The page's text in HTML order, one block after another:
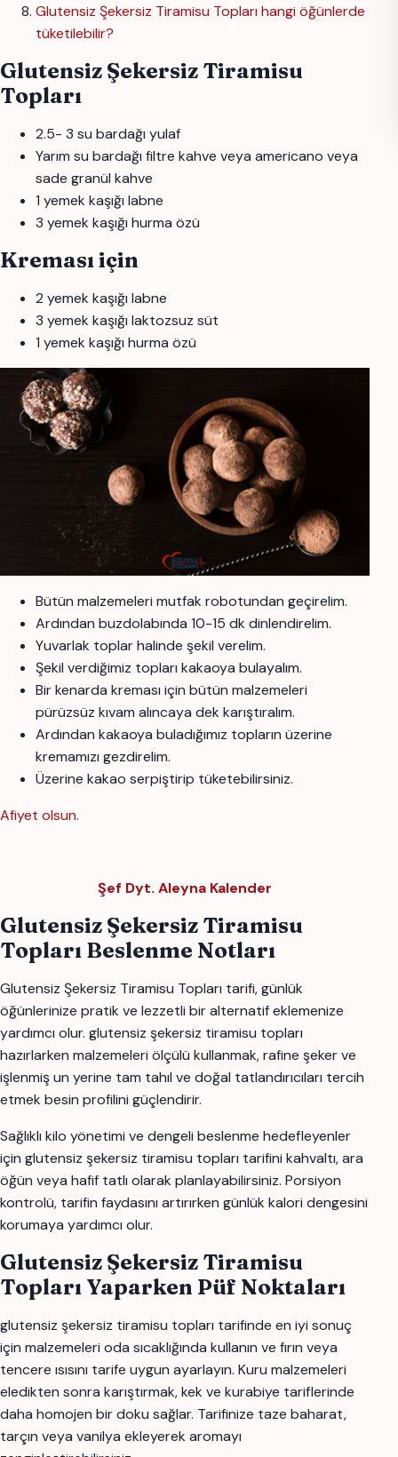
Glutensiz Şekersiz Tiramisu Topları hangi öğünlerde
tüketilebilir?
Glutensiz Şekersiz Tiramisu
Topları
2.5- 3 su bardağı yulaf
Yarım su bardağı filtre kahve veya americano veya
sade granül kahve
1 yemek kaşığı labne
3 yemek kaşığı hurma özü
Kreması için
2 yemek kaşığı labne
3 yemek kaşığı laktozsuz süt
1 yemek kaşığı hurma özü
Bütün malzemeleri mutfak robotundan geçirelim.
Ardından buzdolabında 10-15 dk dinlendirelim.
Yuvarlak toplar halinde şekil verelim.
Şekil verdiğimiz topları kakaoya bulayalım.
Bir kenarda kreması için bütün malzemeleri
pürüzsüz kıvam alıncaya dek karıştıralım.
Ardından kakaoya buladığımız topların üzerine
kremamızı gezdirelim.
Üzerine kakao serpiştirip tüketebilirsiniz.
Afiyet olsun.
Şef Dyt. Aleyna Kalender
Glutensiz Şekersiz Tiramisu
Topları Beslenme Notları
Glutensiz Şekersiz Tiramisu Topları tarifi, günlük
öğünlerinize pratik ve lezzetli bir alternatif eklemenize
yardımcı olur. glutensiz şekersiz tiramisu topları
hazırlarken malzemeleri ölçülü kullanmak, rafine şeker ve
işlenmiş un yerine tam tahıl ve doğal tatlandırıcıları tercih
etmek besin profilini güçlendirir.
Sağlıklı kilo yönetimi ve dengeli beslenme hedefleyenler
için glutensiz şekersiz tiramisu topları tarifini kahvaltı, ara
öğün veya hafif tatlı olarak planlayabilirsiniz. Porsiyon
kontrolü, tarifin faydasını artırırken günlük kalori dengesini
korumaya yardımcı olur.
Glutensiz Şekersiz Tiramisu
Topları Yaparken Püf Noktaları
glutensiz şekersiz tiramisu topları tarifinde en iyi sonuç
için malzemeleri oda sıcaklığında kullanın ve fırın veya
tencere ısısını tarife uygun ayarlayın. Kuru malzemeleri
eledikten sonra karıştırmak, kek ve kurabiye tariflerinde
daha homojen bir doku sağlar. Tarifinize taze baharat,
tarçın veya vanilya ekleyerek aromayı